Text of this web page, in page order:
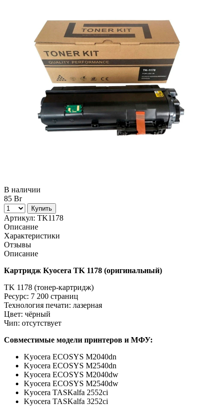
В наличии
85 Br
Купить
Артикул: TK1178
Описание
Характеристики
Отзывы
Описание
Картридж Kyocera TK 1178 (оригинальный)
TK 1178 (тонер‑картридж)
Ресурс: 7 200 страниц
Технология печати: лазерная
Цвет: чёрный
Чип: отсутствует
Совместимые модели принтеров и МФУ:
Kyocera ECOSYS M2040dn
Kyocera ECOSYS M2540dn
Kyocera ECOSYS M2040dw
Kyocera ECOSYS M2540dw
Kyocera TASKalfa 2552ci
Kyocera TASKalfa 3252ci